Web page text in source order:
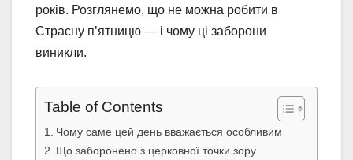
років. Розглянемо, що не можна робити в
Страсну п’ятницю — і чому ці заборони
виникли.
Table of Contents
Чому саме цей день вважається особливим
Що заборонено з церковної точки зору